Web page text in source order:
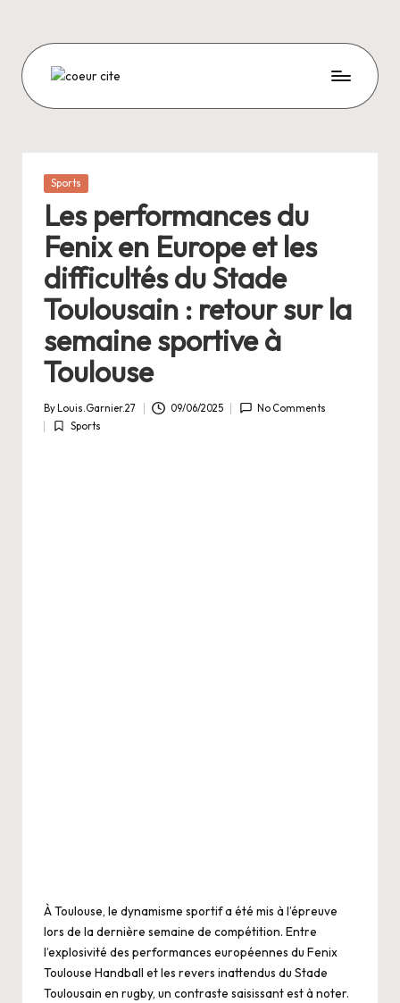
content
C
E
U
R
C
I
T
E
Posted
Sports
Les performances du
Fenix en Europe et les
difficultés du Stade
Toulousain : retour sur la
semaine sportive à
Toulouse
Posted
by
By Louis.Garnier.27 09/06/2025 No Comments
Posted
Sports
À Toulouse, le dynamisme sportif a été mis à l’épreuve
lors de la dernière semaine de compétition. Entre
l’explosivité des performances européennes du Fenix
Toulouse Handball et les revers inattendus du Stade
Toulousain en rugby, un contraste saisissant est à noter.